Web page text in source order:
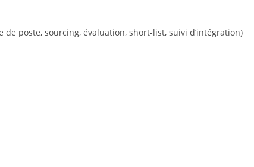
de poste, sourcing, évaluation, short-list, suivi d’intégration)